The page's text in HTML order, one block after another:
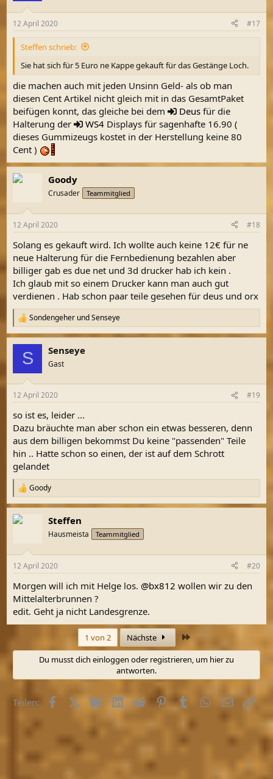
12 April 2020 #17
Steffen schrieb:
Sie hat sich für 5 Euro ne Kappe gekauft für das Gestänge Loch.
die machen auch mit jeden Unsinn Geld- als ob man
diesen Cent Artikel nicht gleich mit in das GesamtPaket
beifügen konnt, das gleiche bei dem
Deus für die
Halterung der
WS4 Displays für sagenhafte 16.90 (
dieses Gummizeugs kostet in der Herstellung keine 80
Cent )
Goody
Crusader Teammitglied
12 April 2020 #18
Solang es gekauft wird. Ich wollte auch keine 12€ für ne
neue Halterung für die Fernbedienung bezahlen aber
billiger gab es due net und 3d drucker hab ich kein .
Ich glaub mit so einem Drucker kann man auch gut
verdienen . Hab schon paar teile gesehen für deus und orx
R
e
a
e
:
Sondengeher undSenseye
S Senseye
Gast
12 April 2020 #19
so ist es, leider ...
Dazu bräuchte man aber schon ein etwas besseren, denn
aus dem billigen bekommst Du keine "passenden" Teile
hin .. Hatte schon so einen, der ist auf dem Schrott
gelandet
R
e
a
k
e
:
Goody
Steffen
Hausmeista Teammitglied
12 April 2020 #20
Morgen will ich mit Helge los. @bx812 wollen wir zu den
Mittelalterbrunnen ?
edit. Geht ja nicht Landesgrenze.
1 von 2 Nächste
Du musst dich einloggen oder registrieren, um hier zu
antworten.
Teilen: FacebookX (Twitter)
BlueskyLinkedInReddit PinterestTumblrWhatsApp
E-MailLink